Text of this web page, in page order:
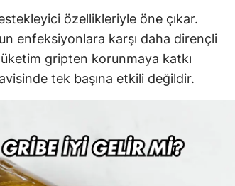
özellikleriyle öne çıkar.
enfeksiyonlara karşı daha dirençli
gripten korunmaya katkı
tek başına etkili değildir.